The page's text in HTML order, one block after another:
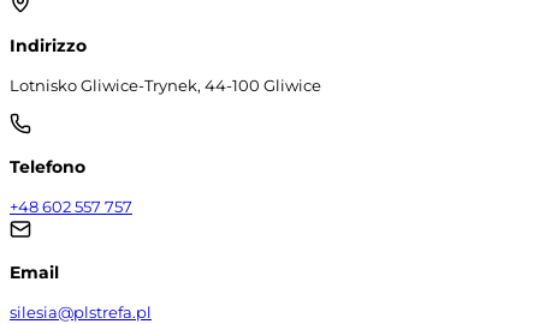
Indirizzo
Lotnisko Gliwice-Trynek, 44-100 Gliwice
Telefono
+48 602 557 757
Email
silesia@plstrefa.pl